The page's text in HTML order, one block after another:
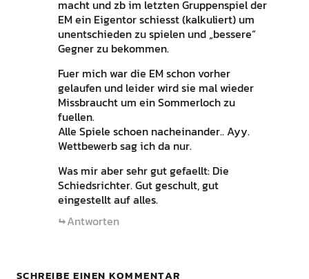
macht und zb im letzten Gruppenspiel der
EM ein Eigentor schiesst (kalkuliert) um
unentschieden zu spielen und „bessere“
Gegner zu bekommen.
Fuer mich war die EM schon vorher
gelaufen und leider wird sie mal wieder
Missbraucht um ein Sommerloch zu
fuellen.
Alle Spiele schoen nacheinander.. Ayy.
Wettbewerb sag ich da nur.
Was mir aber sehr gut gefaellt: Die
Schiedsrichter. Gut geschult, gut
eingestellt auf alles.
Antworten
SCHREIBE EINEN KOMMENTAR